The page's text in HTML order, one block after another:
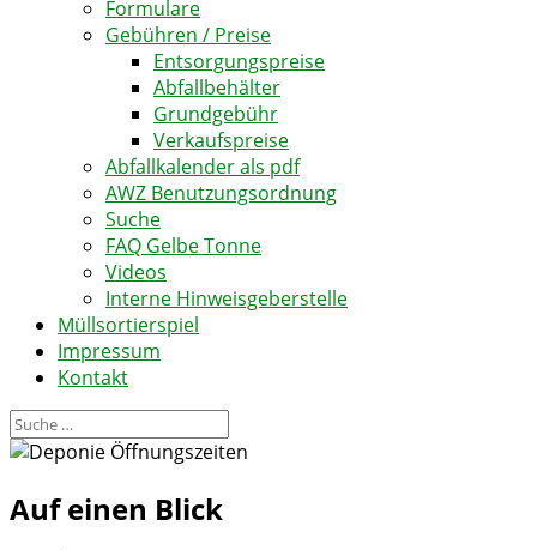
Formulare
Gebühren / Preise
Entsorgungspreise
Abfallbehälter
Grundgebühr
Verkaufspreise
Abfallkalender als pdf
AWZ Benutzungsordnung
Suche
FAQ Gelbe Tonne
Videos
Interne Hinweisgeberstelle
Müllsortierspiel
Impressum
Kontakt
Auf einen Blick